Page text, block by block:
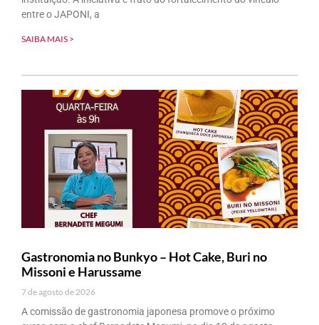
entre o JAPONI, a
SAIBA MAIS >
Gastronomia no Bunkyo – Hot Cake, Buri no
Missoni e Harussame
7 de agosto de 2026
A comissão de gastronomia japonesa promove o próximo